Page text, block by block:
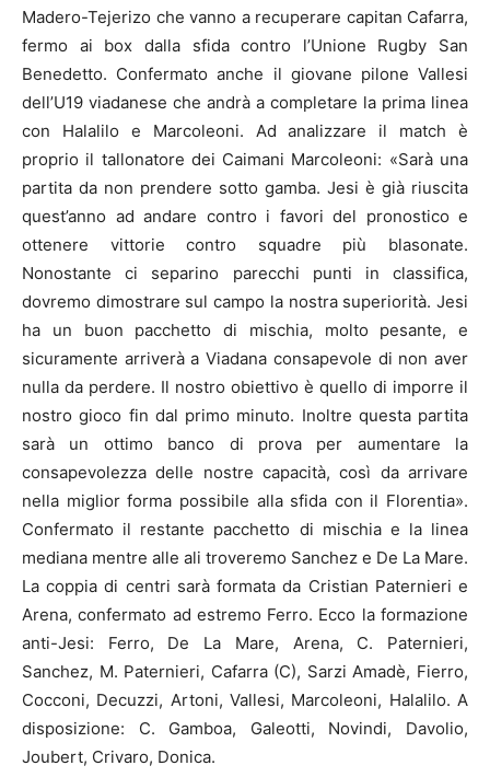
Madero-Tejerizo che vanno a recuperare capitan Cafarra,
fermo ai box dalla sfida contro l’Unione Rugby San
Benedetto. Confermato anche il giovane pilone Vallesi
dell’U19 viadanese che andrà a completare la prima linea
con Halalilo e Marcoleoni. Ad analizzare il match è
proprio il tallonatore dei Caimani Marcoleoni: «Sarà una
partita da non prendere sotto gamba. Jesi è già riuscita
quest’anno ad andare contro i favori del pronostico e
ottenere vittorie contro squadre più blasonate.
Nonostante ci separino parecchi punti in classifica,
dovremo dimostrare sul campo la nostra superiorità. Jesi
ha un buon pacchetto di mischia, molto pesante, e
sicuramente arriverà a Viadana consapevole di non aver
nulla da perdere. Il nostro obiettivo è quello di imporre il
nostro gioco fin dal primo minuto. Inoltre questa partita
sarà un ottimo banco di prova per aumentare la
consapevolezza delle nostre capacità, così da arrivare
nella miglior forma possibile alla sfida con il Florentia».
Confermato il restante pacchetto di mischia e la linea
mediana mentre alle ali troveremo Sanchez e De La Mare.
La coppia di centri sarà formata da Cristian Paternieri e
Arena, confermato ad estremo Ferro. Ecco la formazione
anti-Jesi: Ferro, De La Mare, Arena, C. Paternieri,
Sanchez, M. Paternieri, Cafarra (C), Sarzi Amadè, Fierro,
Cocconi, Decuzzi, Artoni, Vallesi, Marcoleoni, Halalilo. A
disposizione: C. Gamboa, Galeotti, Novindi, Davolio,
Joubert, Crivaro, Donica.